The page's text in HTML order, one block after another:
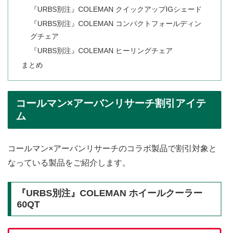
『URBS別注』COLEMAN クイックアップIGシェード
『URBS別注』COLEMAN コンパクトフォールディン
グチェア
『URBS別注』COLEMAN ヒーリングチェア
まとめ
コールマン×アーバンリサーチ割引アイテ
ム
コールマン×アーバンリサーチのコラボ製品で割引対象と
なっている製品をご紹介します。
『URBS別注』COLEMAN ホイールクーラー
60QT